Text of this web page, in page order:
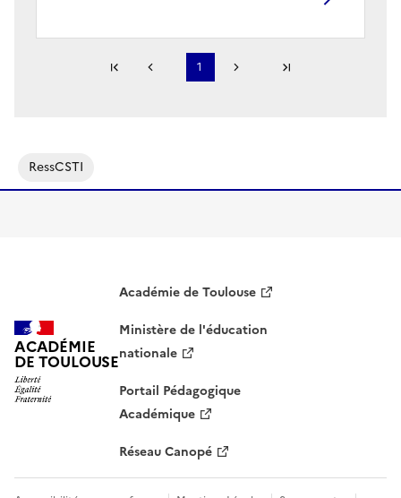
Première page1
Page suivanteDernière page
RessCSTI
ACADÉMIE
DE TOULOUSE
Académie de Toulouse
Ministère de l'éducation
nationale
Portail Pédagogique
Académique
Réseau Canopé